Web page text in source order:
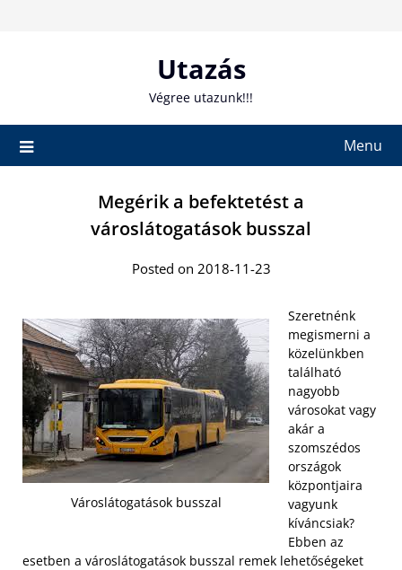
Utazás
Végree utazunk!!!
Menu
Megérik a befektetést a
városlátogatások busszal
Posted on 2018-11-23
Városlátogatások busszal
Szeretnénk
megismerni a
közelünkben
található
nagyobb
városokat vagy
akár a
szomszédos
országok
központjaira
vagyunk
kíváncsiak?
Ebben az
esetben a városlátogatások busszal remek lehetőségeket